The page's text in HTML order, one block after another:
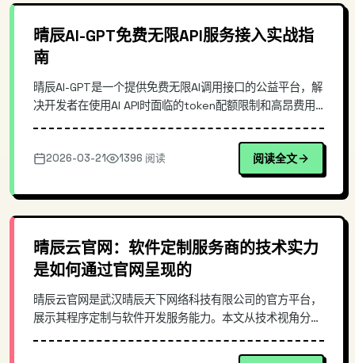
晴辰AI-GPT免费无限API服务接入实战指
南
晴辰AI-GPT是一个提供免费无限AI调用接口的公益平台，解
决开发者在使用AI API时面临的token配额限制和高昂费用
码演示展示如何快速集成到项目中，适合需要低成本AI能力
的开发者参考。
2026-03-21 1396 阅读 阅读全文
晴辰云官网：软件定制服务商的技术实力
是如何通过官网呈现的
晴辰云官网是武汉晴辰天下网络科技有限公司的官方平台，
展示其程序定制与软件开发服务能力。本文从技术视角分析
体现技术积累，包括前端技术选型、用户体验设计、服务能